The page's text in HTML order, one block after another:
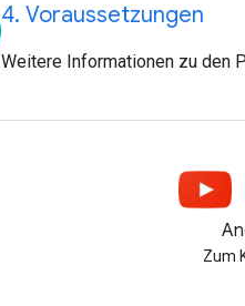
4. Voraussetzungen
Weitere Informationen zu den
Zum